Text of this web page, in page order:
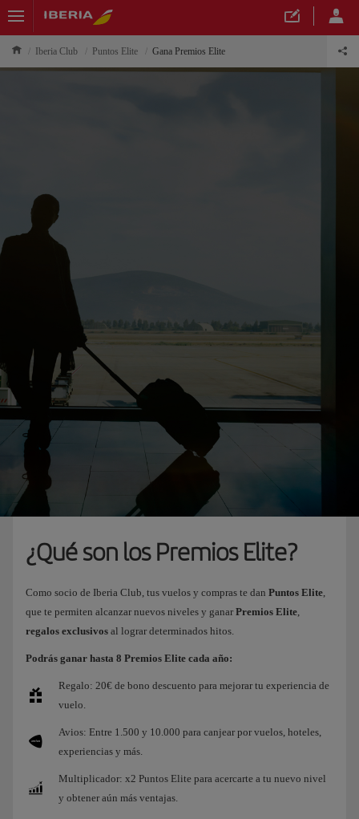
Iberia Club Puntos Elite Gana Premios Elite
¿Qué son los Premios Elite?
Como socio de Iberia Club, tus vuelos y compras te dan Puntos Elite,
que te permiten alcanzar nuevos niveles y ganar Premios Elite,
regalos exclusivos al lograr determinados hitos.
Podrás ganar hasta 8 Premios Elite cada año:
Regalo: 20€ de bono descuento para mejorar tu experiencia de
vuelo.
Avios: Entre 1.500 y 10.000 para canjear por vuelos, hoteles,
experiencias y más.
Multiplicador: x2 Puntos Elite para acercarte a tu nuevo nivel
y obtener aún más ventajas.